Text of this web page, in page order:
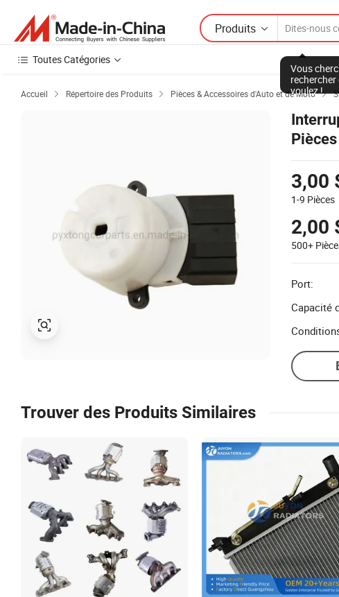
Produits
Vous
voulez !
Toutes Catégories
Accueil  Répertoire des Produits  Pièces & Accessoires d'Auto et de Moto 
3,00
1-9 Pièces
2,00
500+
Port:
Capacité
Trouver des Produits Similaires